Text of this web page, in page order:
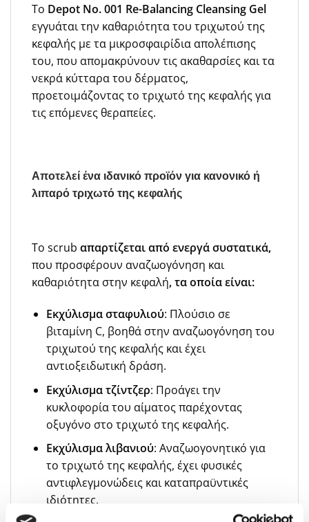
Το Depot No. 001 Re-Balancing Cleansing Gel
εγγυάται την καθαριότητα του τριχωτού της
κεφαλής με τα μικροσφαιρίδια απολέπισης
του, που απομακρύνουν τις ακαθαρσίες και τα
νεκρά κύτταρα του δέρματος,
προετοιμάζοντας το τριχωτό της κεφαλής για
τις επόμενες θεραπείες.
Αποτελεί ένα ιδανικό προϊόν για κανονικό ή
λιπαρό τριχωτό της κεφαλής
Το scrub απαρτίζεται από ενεργά συστατικά,
που προσφέρουν αναζωογόνηση και
καθαριότητα στην κεφαλή, τα οποία είναι:
Eκχύλισμα σταφυλιού: Πλούσιο σε
βιταμίνη C, βοηθά στην αναζωογόνηση του
τριχωτού της κεφαλής και έχει
αντιοξειδωτική δράση.
Εκχύλισμα τζίντζερ: Προάγει την
κυκλοφορία του αίματος παρέχοντας
οξυγόνο στο τριχωτό της κεφαλής.
Εκχύλισμα λιβανιού: Αναζωογονητικό για
το τριχωτό της κεφαλής, έχει φυσικές
αντιφλεγμονώδεις και καταπραϋντικές
ιδιότητες.